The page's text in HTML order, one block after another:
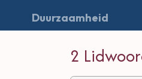
Duurzaamheid
2